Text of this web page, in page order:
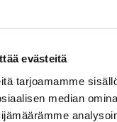
evästeitä
tarjoamamme
median
€/m
PITUUS